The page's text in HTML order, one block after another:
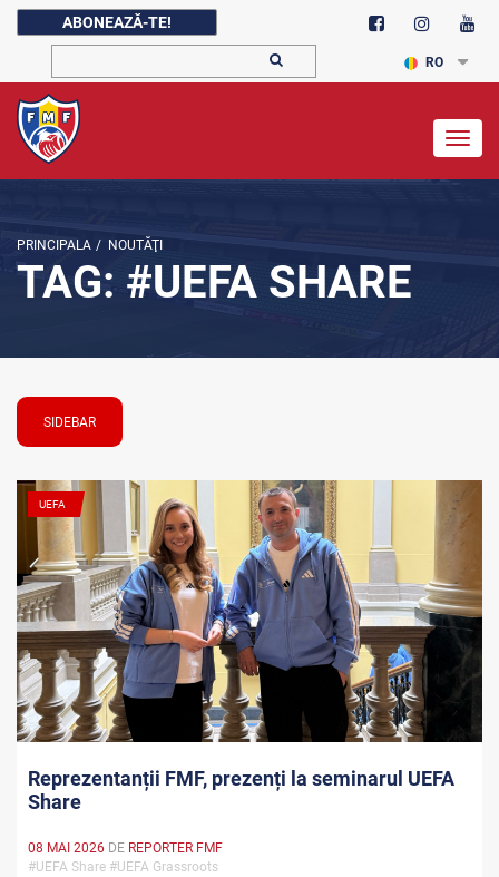
ABONEAZĂ-TE!
RO
PRINCIPALA / NOUTĂŢI
TAG: #UEFA SHARE
SIDEBAR
UEFA
Reprezentanții FMF, prezenți la seminarul UEFA
Share
08 MAI 2026 DE REPORTER FMF
#UEFA Share #UEFA Grassroots